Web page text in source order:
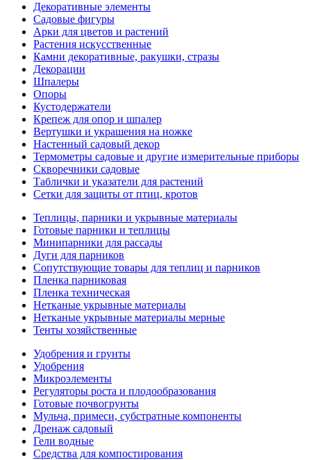
Декоративные элементы
Садовые фигуры
Арки для цветов и растений
Растения искусственные
Камни декоративные, ракушки, стразы
Декорации
Шпалеры
Опоры
Кустодержатели
Крепеж для опор и шпалер
Вертушки и украшения на ножке
Настенный садовый декор
Термометры садовые и другие измерительные приборы
Скворечники садовые
Таблички и указатели для растений
Сетки для защиты от птиц, кротов
Теплицы, парники и укрывные материалы
Готовые парники и теплицы
Минипарники для рассады
Дуги для парников
Сопутствующие товары для теплиц и парников
Пленка парниковая
Пленка техническая
Нетканые укрывные материалы
Нетканые укрывные материалы мерные
Тенты хозяйственные
Удобрения и грунты
Удобрения
Микроэлементы
Регуляторы роста и плодообразования
Готовые почвогрунты
Мульча, примеси, субстратные компоненты
Дренаж садовый
Гели водные
Средства для компостирования